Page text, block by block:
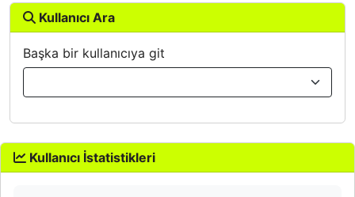
Kullanıcı Ara
Başka bir kullanıcıya git
Kullanıcı İstatistikleri